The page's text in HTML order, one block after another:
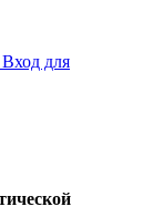
Вход для